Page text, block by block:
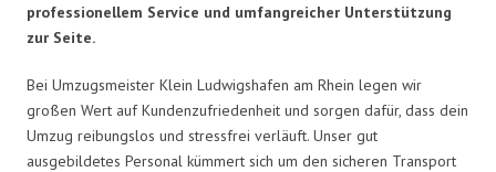
professionellem Service und umfangreicher Unterstützung
zur Seite.
Bei Umzugsmeister Klein Ludwigshafen am Rhein legen wir
großen Wert auf Kundenzufriedenheit und sorgen dafür, dass dein
Umzug reibungslos und stressfrei verläuft. Unser gut
ausgebildetes Personal kümmert sich um den sicheren Transport